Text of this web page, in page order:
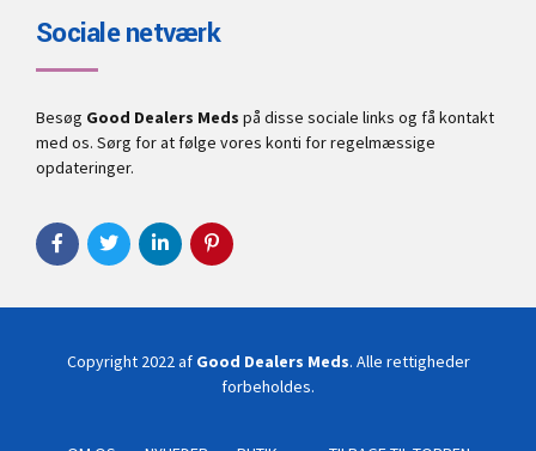
Sociale netværk
Besøg Good Dealers Meds på disse sociale links og få kontakt
med os. Sørg for at følge vores konti for regelmæssige
opdateringer.
Copyright 2022 af Good Dealers Meds. Alle rettigheder
forbeholdes.